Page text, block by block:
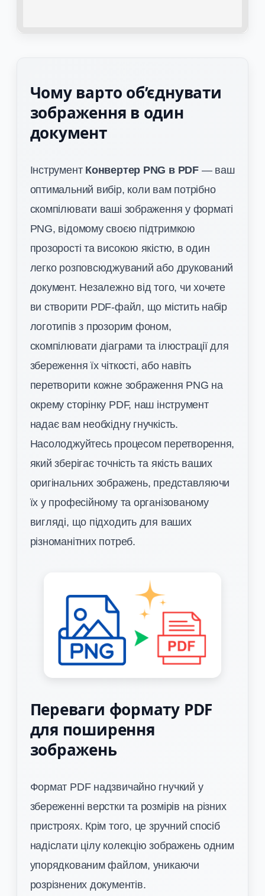
Чому варто об’єднувати
зображення в один
документ
Інструмент Конвертер PNG в PDF— ваш
оптимальний вибір, коли вам потрібно
скомпілювати ваші зображення у форматі
PNG, відомому своєю підтримкою
прозорості та високою якістю, в один
легко розповсюджуваний або друкований
документ. Незалежно від того, чи хочете
ви створити PDF-файл, що містить набір
логотипів з прозорим фоном,
скомпілювати діаграми та ілюстрації для
збереження їх чіткості, або навіть
перетворити кожне зображення PNG на
окрему сторінку PDF, наш інструмент
надає вам необхідну гнучкість.
Насолоджуйтесь процесом перетворення,
який зберігає точність та якість ваших
оригінальних зображень, представляючи
їх у професійному та організованому
вигляді, що підходить для ваших
різноманітних потреб.
Переваги формату PDF
для поширення
зображень
Формат PDF надзвичайно гнучкий у
збереженні верстки та розмірів на різних
пристроях. Крім того, це зручний спосіб
надіслати цілу колекцію зображень одним
упорядкованим файлом, уникаючи
розрізнених документів.